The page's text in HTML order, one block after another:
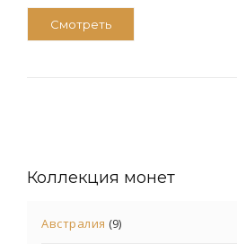
Смотреть
Коллекция монет
Австралия (9)